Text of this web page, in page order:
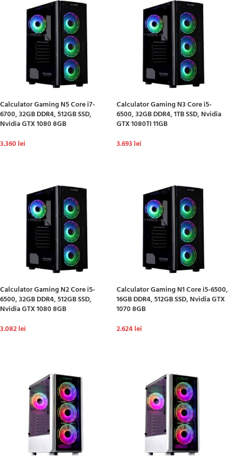
Calculator Gaming N5 Core i7-
6700, 32GB DDR4, 512GB SSD,
Nvidia GTX 1080 8GB
3.360 lei
Calculator Gaming N3 Core i5-
6500, 32GB DDR4, 1TB SSD, Nvidia
GTX 1080TI 11GB
3.693 lei
Calculator Gaming N2 Core i5-
6500, 32GB DDR4, 512GB SSD,
Nvidia GTX 1080 8GB
3.082lei
Calculator Gaming N1 Core i5-6500,
16GB DDR4, 512GB SSD, Nvidia GTX
1070 8GB
2.624lei